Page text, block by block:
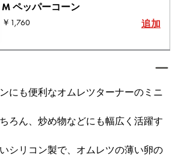
M ペッパーコーン
￥1,760 追加
にも便利なオムレツターナーのミニ
ろん、炒め物などにも幅広く活躍す
シリコン製で、オムレツの薄い卵の